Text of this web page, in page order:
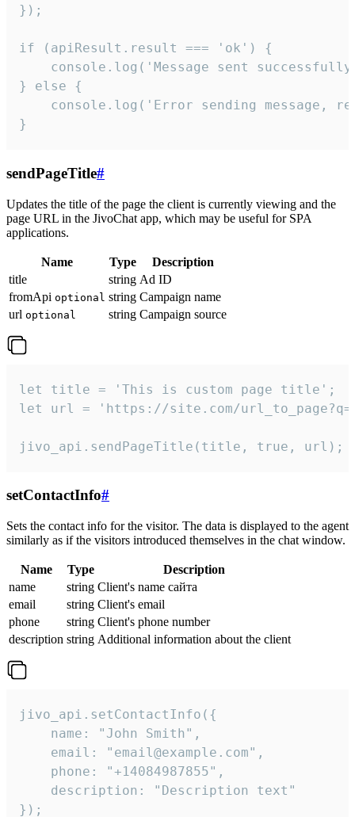
});
if (apiResult.result === 'ok') {
console.log('Message sent
} else {
console.log('Error sending message,
}
sendPageTitle#
Updates the title of the page the client is currently viewing and the
page URL in the JivoChat app, which may be useful for SPA
applications.
Name Type
Description
title
string Ad ID
fromApi optional string Campaign name
url optional string Campaign source
let title = 'This is custom page title';
let url = 'https://site.com/
jivo_api.sendPageTitle(title, true, url);
setContactInfo#
Sets the contact info for the visitor. The data is displayed to the agent
similarly as if the visitors introduced themselves in the chat window.
Name Type
Description
name
string Client's name сайта
email
string Client's email
phone
string Client's phone number
description string Additional information about the client
jivo_api.setContactInfo({
    name: "John Smith",
    email: "email@example.com",
    phone: "+14084987855",
    description: "Description text"
});